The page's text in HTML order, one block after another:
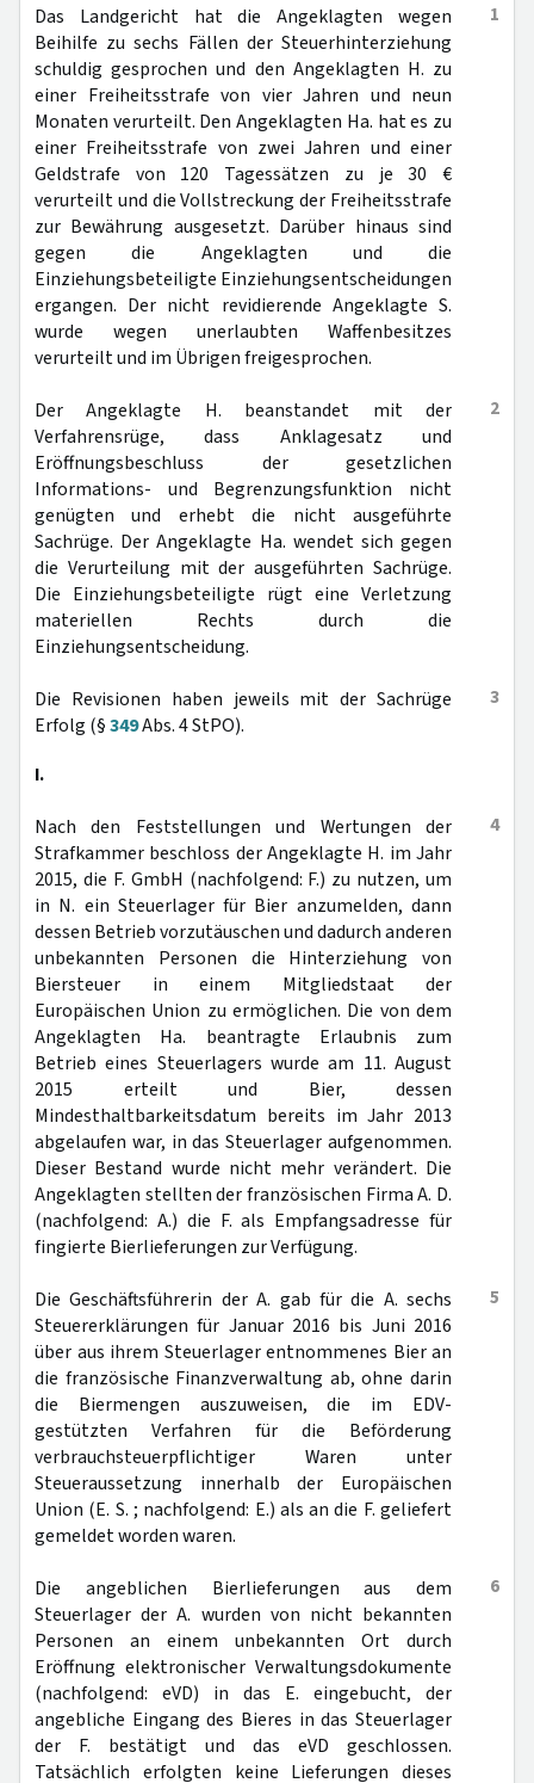
1
Das Landgericht hat die Angeklagten wegen
Beihilfe zu sechs Fällen der Steuerhinterziehung
schuldig gesprochen und den Angeklagten H. zu
einer Freiheitsstrafe von vier Jahren und neun
Monaten verurteilt. Den Angeklagten Ha. hat es zu
einer Freiheitsstrafe von zwei Jahren und einer
Geldstrafe von 120 Tagessätzen zu je 30 €
verurteilt und die Vollstreckung der Freiheitsstrafe
zur Bewährung ausgesetzt. Darüber hinaus sind
gegen die Angeklagten und die
Einziehungsbeteiligte Einziehungsentscheidungen
ergangen. Der nicht revidierende Angeklagte S.
wurde wegen unerlaubten Waffenbesitzes
verurteilt und im Übrigen freigesprochen.
2
Der Angeklagte H. beanstandet mit der
Verfahrensrüge, dass Anklagesatz und
Eröffnungsbeschluss der gesetzlichen
Informations- und Begrenzungsfunktion nicht
genügten und erhebt die nicht ausgeführte
Sachrüge. Der Angeklagte Ha. wendet sich gegen
die Verurteilung mit der ausgeführten Sachrüge.
Die Einziehungsbeteiligte rügt eine Verletzung
materiellen Rechts durch die
Einziehungsentscheidung.
3
Die Revisionen haben jeweils mit der Sachrüge
Erfolg (§349Abs. 4 StPO).
I.
4
Nach den Feststellungen und Wertungen der
Strafkammer beschloss der Angeklagte H. im Jahr
2015, die F. GmbH (nachfolgend: F.) zu nutzen, um
in N. ein Steuerlager für Bier anzumelden, dann
dessen Betrieb vorzutäuschen und dadurch anderen
unbekannten Personen die Hinterziehung von
Biersteuer in einem Mitgliedstaat der
Europäischen Union zu ermöglichen. Die von dem
Angeklagten Ha. beantragte Erlaubnis zum
Betrieb eines Steuerlagers wurde am 11. August
2015 erteilt und Bier, dessen
Mindesthaltbarkeitsdatum bereits im Jahr 2013
abgelaufen war, in das Steuerlager aufgenommen.
Dieser Bestand wurde nicht mehr verändert. Die
Angeklagten stellten der französischen Firma A. D.
(nachfolgend: A.) die F. als Empfangsadresse für
fingierte Bierlieferungen zur Verfügung.
5
Die Geschäftsführerin der A. gab für die A. sechs
Steuererklärungen für Januar 2016 bis Juni 2016
über aus ihrem Steuerlager entnommenes Bier an
die französische Finanzverwaltung ab, ohne darin
die Biermengen auszuweisen, die im EDV-
gestützten Verfahren für die Beförderung
verbrauchsteuerpflichtiger Waren unter
Steueraussetzung innerhalb der Europäischen
Union (E. S. ; nachfolgend: E.) als an die F. geliefert
gemeldet worden waren.
6
Die angeblichen Bierlieferungen aus dem
Steuerlager der A. wurden von nicht bekannten
Personen an einem unbekannten Ort durch
Eröffnung elektronischer Verwaltungsdokumente
(nachfolgend: eVD) in das E. eingebucht, der
angebliche Eingang des Bieres in das Steuerlager
der F. bestätigt und das eVD geschlossen.
Tatsächlich erfolgten keine Lieferungen dieses